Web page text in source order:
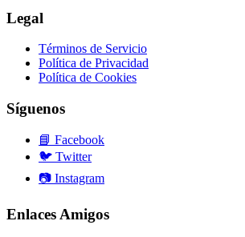
Legal
Términos de Servicio
Política de Privacidad
Política de Cookies
Síguenos
📘 Facebook
🐦 Twitter
📷 Instagram
Enlaces Amigos